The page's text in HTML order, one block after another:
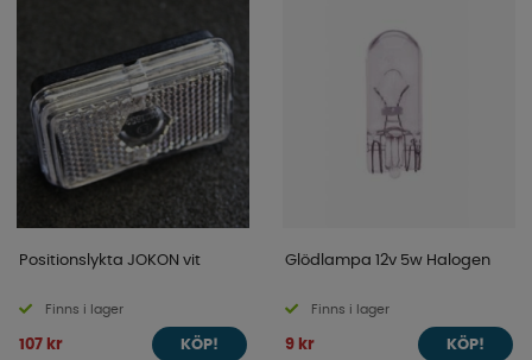
Positionslykta JOKON vit
Finns i lager
107 kr KÖP!
Glödlampa 12v 5w Halogen
Finns i lager
9 kr KÖP!